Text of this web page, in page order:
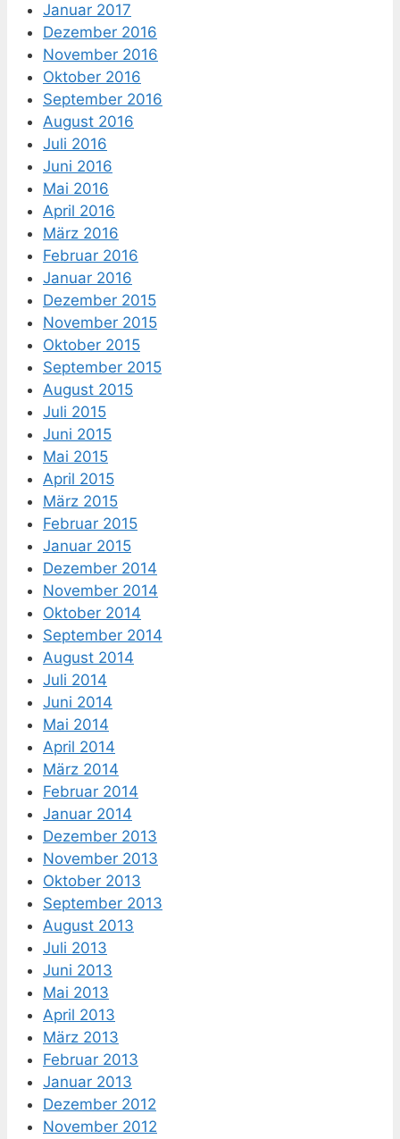
Januar 2017
Dezember 2016
November 2016
Oktober 2016
September 2016
August 2016
Juli 2016
Juni 2016
Mai 2016
April 2016
März 2016
Februar 2016
Januar 2016
Dezember 2015
November 2015
Oktober 2015
September 2015
August 2015
Juli 2015
Juni 2015
Mai 2015
April 2015
März 2015
Februar 2015
Januar 2015
Dezember 2014
November 2014
Oktober 2014
September 2014
August 2014
Juli 2014
Juni 2014
Mai 2014
April 2014
März 2014
Februar 2014
Januar 2014
Dezember 2013
November 2013
Oktober 2013
September 2013
August 2013
Juli 2013
Juni 2013
Mai 2013
April 2013
März 2013
Februar 2013
Januar 2013
Dezember 2012
November 2012